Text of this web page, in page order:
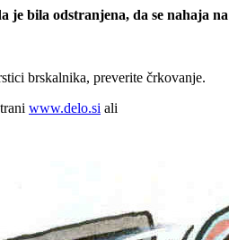
je bila odstranjena, da se nahaja
brskalnika, preverite črkovanje.
www.delo.si ali